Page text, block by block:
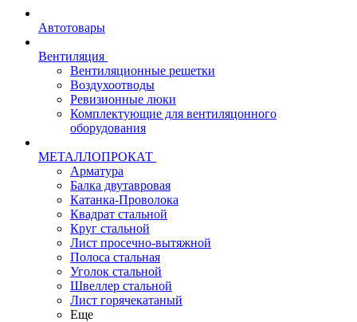
Автотовары
Вентиляция
Вентиляционные решетки
Воздухоотводы
Ревизионные люки
Комплектующие для вентиляцонного
оборудования
МЕТАЛЛОПРОКАТ
Арматура
Балка двутавровая
Катанка-Проволока
Квадрат стальной
Круг стальной
Лист просечно-вытяжной
Полоса стальная
Уголок стальной
Швеллер стальной
Лист горячекатаный
Еще